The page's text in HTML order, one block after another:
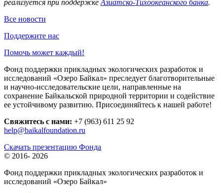
реализуется при поддержке Азиатско-Тихоокеанского банка.
Все новости
Поддержите нас
Помочь может каждый!
Фонд поддержки прикладных экологических разработок и
исследований «Озеро Байкал» преследует благотворительные
и научно-исследовательские цели, направленные на
сохранение Байкальской природной территории и содействие
ее устойчивому развитию. Присоединяйтесь к нашей работе!
Свяжитесь с нами: +7 (963) 611 25 92
help@baikalfoundation.ru
Скачать презентацию Фонда
© 2016- 2026
Фонд поддержки прикладных экологических разработок и
исследований «Озеро Байкал»